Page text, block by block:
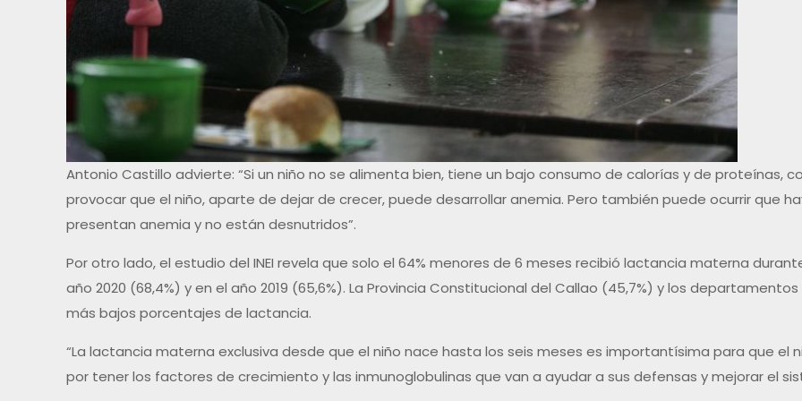
Antonio Castillo advierte: “Si un niño no se alimenta bien, tiene un bajo consumo de calorías y de proteínas,
provocar que el niño, aparte de dejar de crecer, puede desarrollar anemia. Pero también puede ocurrir que
presentan anemia y no están desnutridos”.
Por otro lado, el estudio del INEI revela que solo el 64% menores de 6 meses recibió lactancia materna
año 2020 (68,4%) y en el año 2019 (65,6%). La Provincia Constitucional del Callao (45,7%) y los
más bajos porcentajes de lactancia.
“La lactancia materna exclusiva desde que el niño nace hasta los seis meses es importantísima para que el
por tener los factores de crecimiento y las inmunoglobulinas que van a ayudar a sus defensas y mejorar el